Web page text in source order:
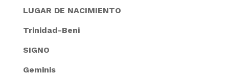
LUGAR DE NACIMIENTO
Trinidad-Beni
SIGNO
Geminis